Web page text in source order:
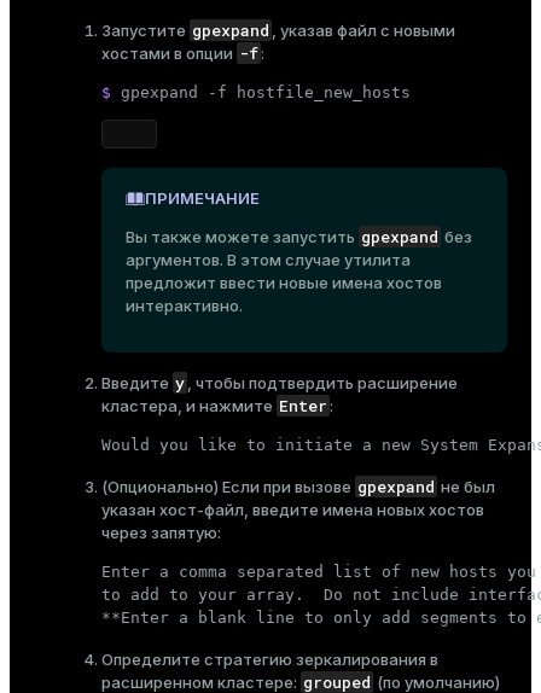
Запустите gpexpand , указав файл с новыми
хостами в опции -f:
$ gpexpand -f hostfile_new_hosts
ПРИМЕЧАНИЕ
Вы также можете запустить gpexpand без
аргументов. В этом случае утилита
предложит ввести новые имена хостов
интерактивно.
Введите y, чтобы подтвердить расширение
кластера, и нажмите Enter:
Would you like to initiate a new System
(Опционально) Если при вызове gpexpand не был
указан хост-файл, введите имена новых хостов
через запятую:
Enter a comma separated list of new hosts you
to add to your array.  Do not include
**Enter a blank line to only add segments
Определите стратегию зеркалирования в
расширенном кластере: grouped (по умолчанию)